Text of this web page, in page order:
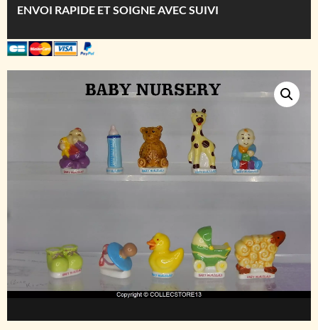
ENVOI RAPIDE ET SOIGNE AVEC SUIVI